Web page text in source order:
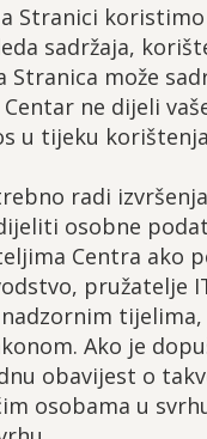
Stranici
sadržaja,
može
ne dijeli
u tijeku
radi
osobne
Centra ako
pružatelje
Ako je
obavijest o
osobama u